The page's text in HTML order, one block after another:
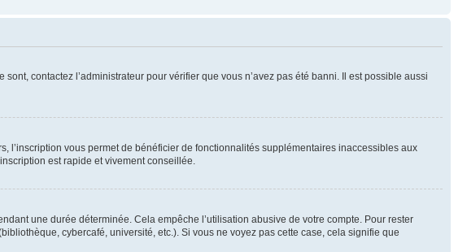
contactez l’administrateur pour vérifier que vous n’avez pas été banni. Il est possible aussi
l’inscription vous permet de bénéficier de fonctionnalités supplémentaires inaccessibles aux
est rapide et vivement conseillée.
une durée déterminée. Cela empêche l’utilisation abusive de votre compte. Pour rester
cybercafé, université, etc.). Si vous ne voyez pas cette case, cela signifie que